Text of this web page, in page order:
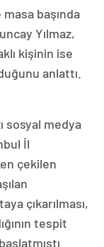
başında
Yılmaz,
kişinin ise
anlattı.
sosyal medya
İl
çekilen
çıkarılması,
tespit